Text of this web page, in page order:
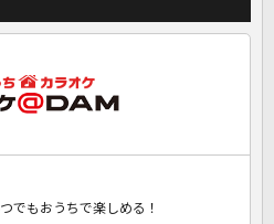
でもおうちで楽しめる！